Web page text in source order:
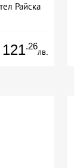
Райска
121.26
лв.